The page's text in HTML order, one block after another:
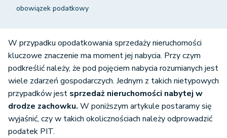
obowiązek podatkowy
W przypadku opodatkowania sprzedaży nieruchomości
kluczowe znaczenie ma moment jej nabycia. Przy czym
podkreślić należy, że pod pojęciem nabycia rozumianych jest
wiele zdarzeń gospodarczych. Jednym z takich nietypowych
przypadków jest sprzedaż nieruchomości nabytej w
drodze zachowku. W poniższym artykule postaramy się
wyjaśnić, czy w takich okolicznościach należy odprowadzić
podatek PIT.